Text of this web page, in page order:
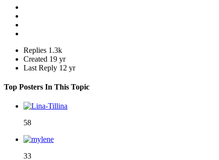
Replies 1.3k
Created 19 yr
Last Reply 12 yr
Top Posters In This Topic
58
33